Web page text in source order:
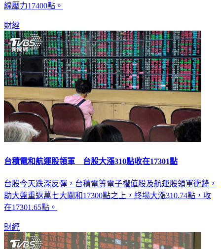
線壓力17400點。
財經
台積電和航運股領軍 台股大漲310點收在17301點
台股今天跌深反彈，台積電等電子權值股及航運股領軍衝鋒，
助大盤重返萬七大關和17300點之上，終場大漲310.74點，收
在17301.65點。
財經